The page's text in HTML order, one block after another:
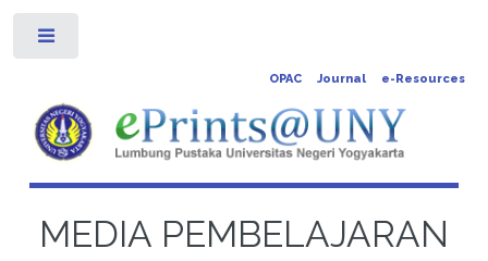
OPAC Journal e-Resources
MEDIA PEMBELAJARAN